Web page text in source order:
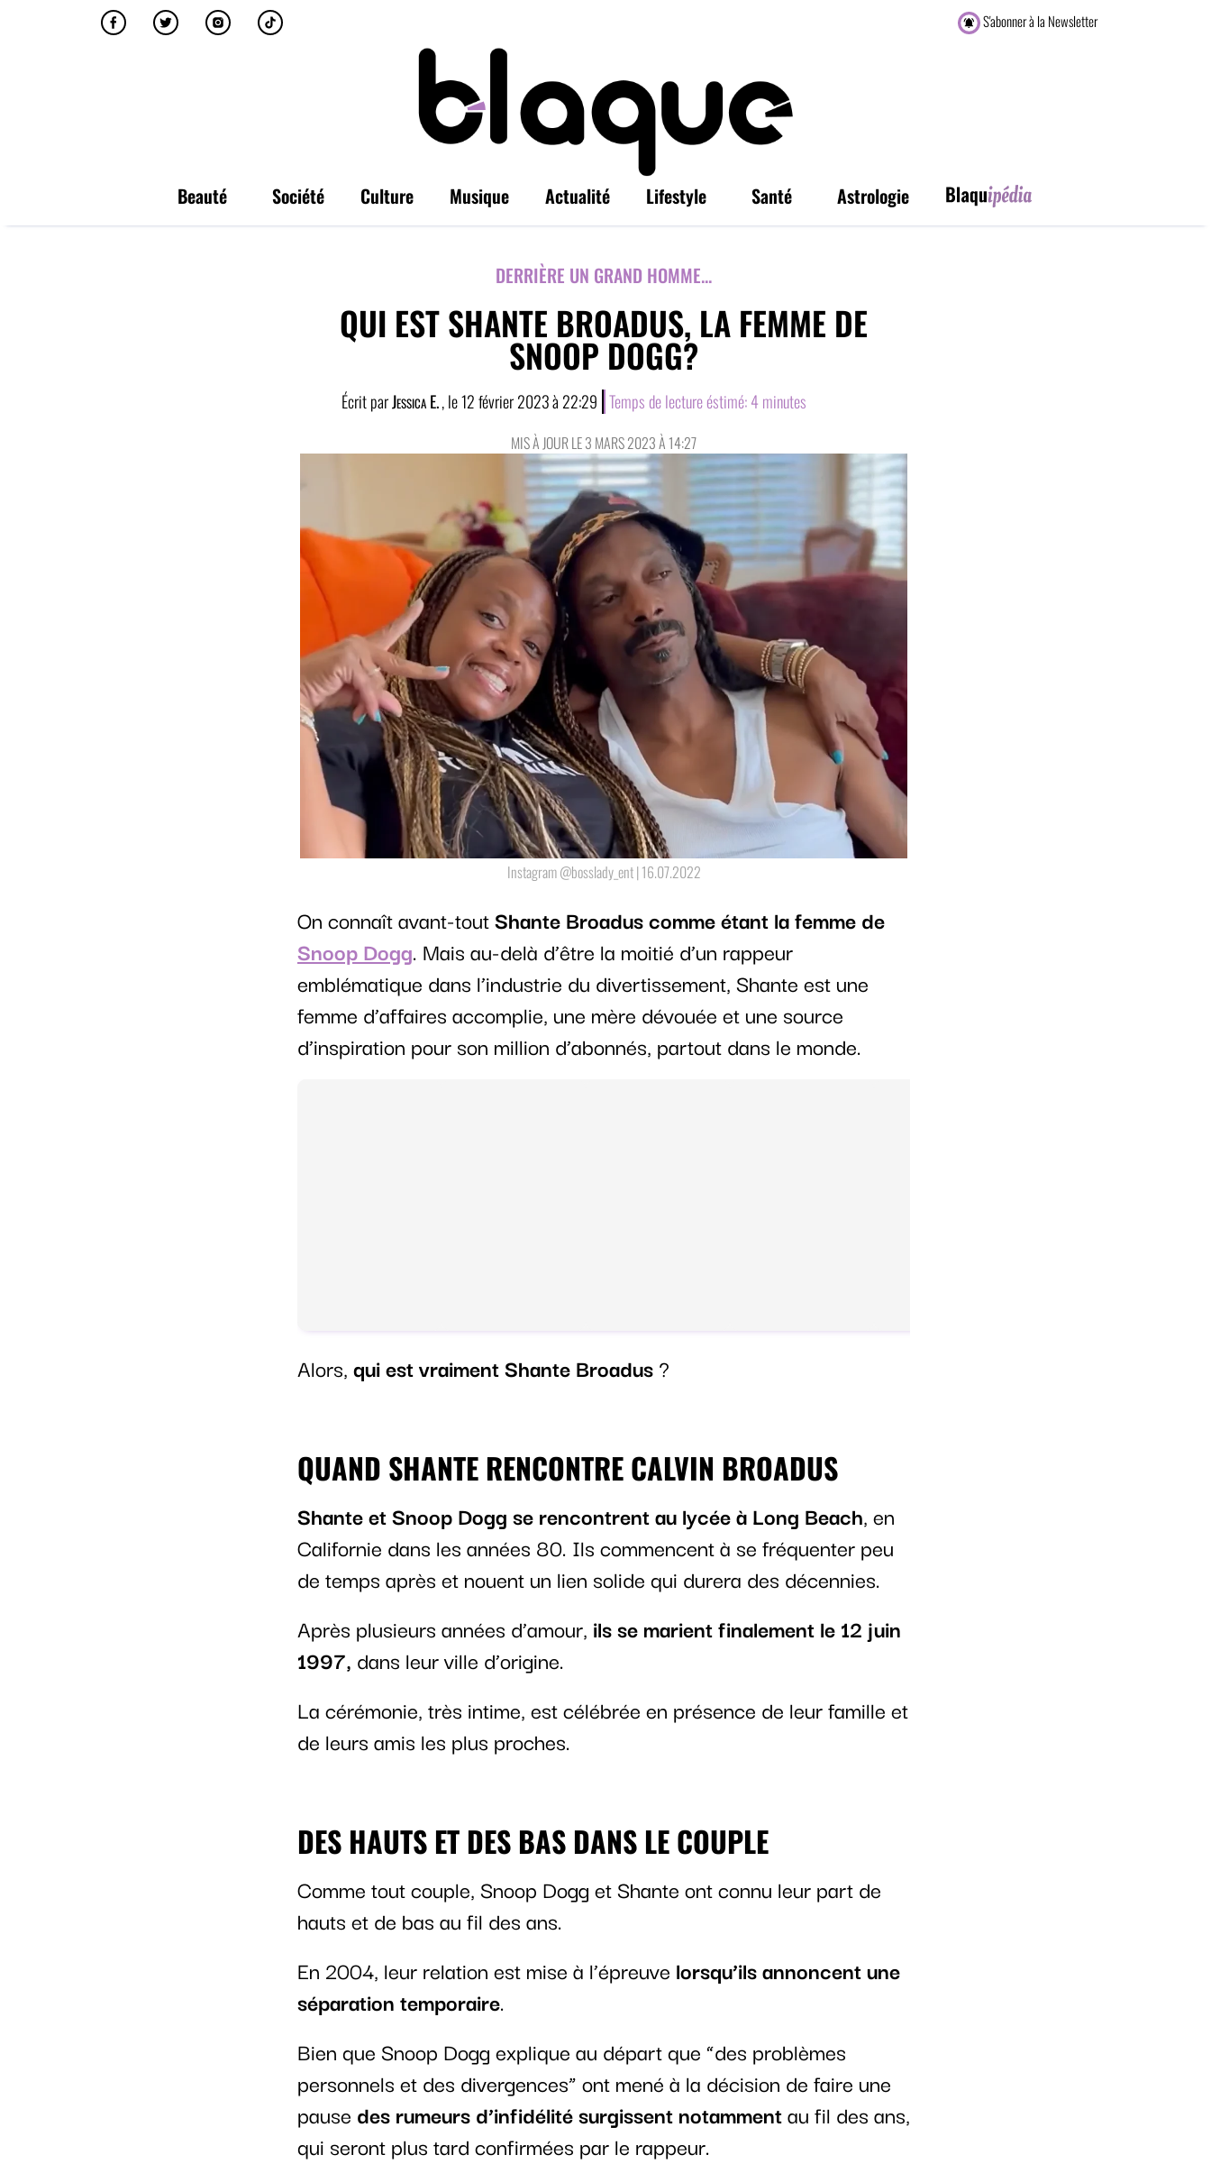
S'abonner à la Newsletter
Beauté Société Culture Musique Actualité Lifestyle Santé Astrologie
DERRIÈRE UN GRAND HOMME...
QUI EST SHANTE BROADUS, LA FEMME DE
SNOOP DOGG?
Écrit parJessica E., le12 février 2023à 22:29 Temps de lecture éstimé:4minutes
MIS À JOUR LE 3 MARS 2023 À 14:27
Instagram @bosslady_ent | 16.07.2022
On connaît avant-toutShante Broadus comme étant la femme de
Snoop Dogg. Mais au-delà d’être la moitié d’un rappeur
emblématique dans l’industrie du divertissement, Shante est une
femme d’affaires accomplie, une mère dévouée et une source
d’inspiration pour son million d’abonnés, partout dans le monde.
Alors,qui est vraiment Shante Broadus?
QUAND SHANTE RENCONTRE CALVIN BROADUS
Shante et Snoop Dogg se rencontrent au lycée à Long Beach, en
Californie dans les années 80. Ils commencent à se fréquenter peu
de temps après et nouent un lien solide qui durera des décennies.
Après plusieurs années d’amour, ils se marient finalement le 12 juin
1997, dans leur ville d’origine.
La cérémonie, très intime, est célébrée en présence de leur famille et
de leurs amis les plus proches.
DES HAUTS ET DES BAS DANS LE COUPLE
Comme tout couple, Snoop Dogg et Shante ont connu leur part de
hauts et de bas au fil des ans.
En 2004, leur relation est mise à l’épreuve lorsqu’ils annoncent une
séparation temporaire.
Bien que Snoop Dogg explique au départ que “des problèmes
personnels et des divergences” ont mené à la décision de faire une
pause des rumeurs d’infidélité surgissent notammentau fil des ans,
qui seront plus tard confirmées par le rappeur.